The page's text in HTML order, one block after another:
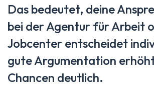
Das bedeutet, deine
bei der Agentur für Arbeit
Jobcenter entscheidet
gute Argumentation
Chancen deutlich.